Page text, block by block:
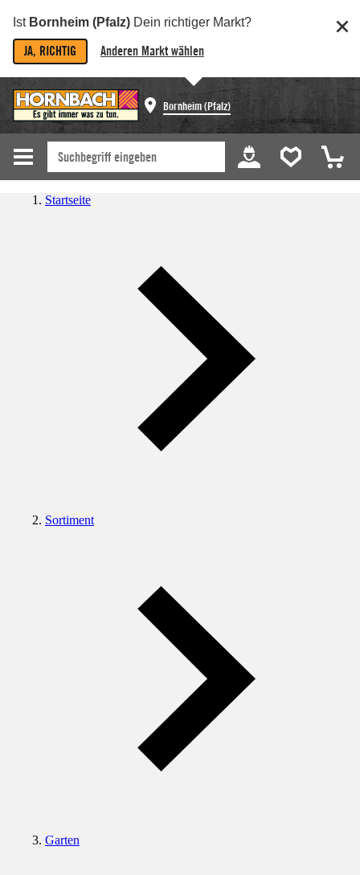
Ist Bornheim (Pfalz) Dein richtiger Markt?
JA, RICHTIG Anderen Markt wählen
Bornheim (Pfalz)
Startseite
Sortiment
Garten